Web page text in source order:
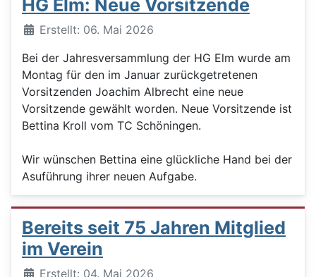
HG Elm: Neue Vorsitzende
DetailsErstellt: 06. Mai 2026
Bei der Jahresversammlung der HG Elm wurde am
Montag für den im Januar zurückgetretenen
Vorsitzenden Joachim Albrecht eine neue
Vorsitzende gewählt worden. Neue Vorsitzende ist
Bettina Kroll vom TC Schöningen.
Wir wünschen Bettina eine glückliche Hand bei der
Asuführung ihrer neuen Aufgabe.
Bereits seit 75 Jahren Mitglied
im Verein
DetailsErstellt: 04. Mai 2026